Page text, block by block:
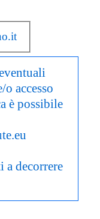
accesso
a decorrere